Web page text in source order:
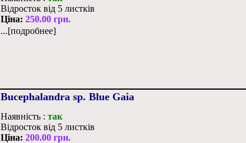
Відросток від 5 листків
Ціна:250.00 грн.
...[подробнее]
Bucephalandra sp. Blue Gaia
Наявність :так
Відросток від 5 листків
Ціна:200.00 грн.